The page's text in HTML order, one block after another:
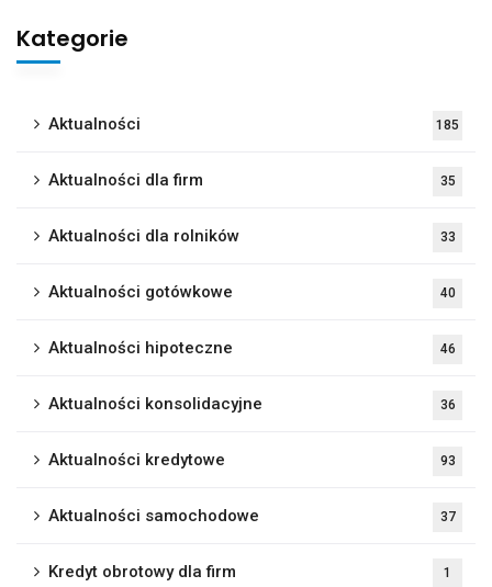
Kategorie
Aktualności 185
Aktualności dla firm 35
Aktualności dla rolników 33
Aktualności gotówkowe 40
Aktualności hipoteczne 46
Aktualności konsolidacyjne 36
Aktualności kredytowe 93
Aktualności samochodowe 37
Kredyt obrotowy dla firm 1